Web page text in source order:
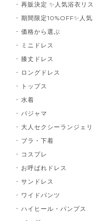
再販決定 ✨人気浴衣リ
期間限定10%OFF✨人
価格から選ぶ
ミニドレス
膝丈ドレス
ロングドレス
トップス
水着
パジャマ
大人セクシーランジェリ
ブラ・下着
コスプレ
お呼ばれドレス
サンドレス
ワイドパンツ
ハイヒール・パンプス